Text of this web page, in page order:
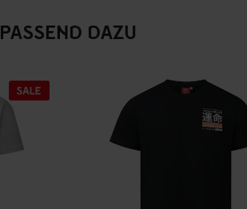
PASSEND DAZU